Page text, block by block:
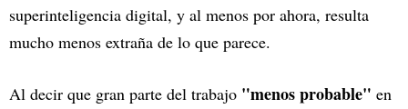
superinteligencia digital, y al menos por ahora, resulta
mucho menos extraña de lo que parece.
Al decir que gran parte del trabajo "menos probable" en